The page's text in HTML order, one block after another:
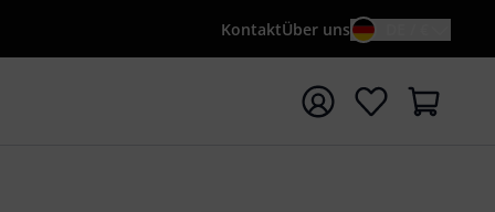
KontaktÜber uns
mit Suchwort {searchTerm} starten